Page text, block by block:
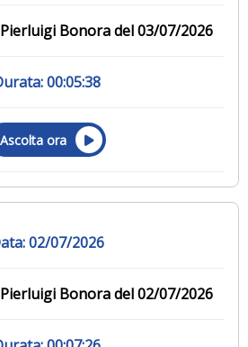
Bonora del 03/07/2026
00:05:38
Ascolta ora
02/07/2026
Bonora del 02/07/2026